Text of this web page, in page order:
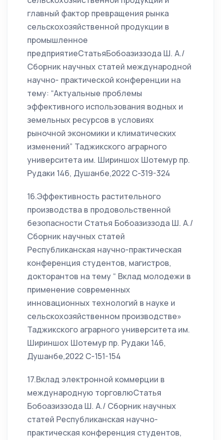
главный фактор превращения рынка
сельскохозяйственной продукции в
промышленное
предприятиеСтатьяБобоазиззода Ш. А./
Сборник научных статей международной
научно- практической конференции на
тему: “Актуальные проблемы
эффективного использования водных и
земельных ресурсов в условиях
рыночной экономики и климатических
изменений” Таджикского аграрного
университета им. Шириншох Шотемур пр.
Рудаки 146, Душанбе,2022 С-319-324
16.Эффективность растительного
производства в продовольственной
безопасности Статья Бобоазиззода Ш. А./
Сборник научных статей
Республиканская научно-практическая
конференция студентов, магистров,
докторантов на тему “ Вклад молодежи в
применение современных
инновационных технологий в науке и
сельскохозяйственном производстве»
Таджикского аграрного университета им.
Шириншох Шотемур пр. Рудаки 146,
Душанбе,2022 С-151-154
17.Вклад электронной коммерции в
международную торговлюСтатья
Бобоазиззода Ш. А./ Сборник научных
статей Республиканская научно-
практическая конференция студентов,